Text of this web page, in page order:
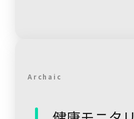
Archaic